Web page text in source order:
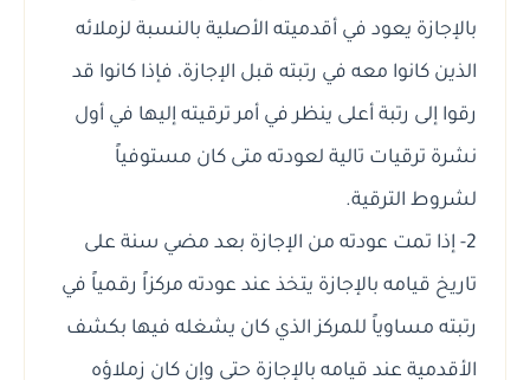
بالإجازة يعود في أقدميته الأصلية بالنسبة لزملائه
الذين كانوا معه في رتبته قبل الإجازة، فإذا كانوا قد
رقوا إلى رتبة أعلى ينظر في أمر ترقيته إليها في أول
نشرة ترقيات تالية لعودته متى كان مستوفياً
لشروط الترقية.
2- إذا تمت عودته من الإجازة بعد مضي سنة على
تاريخ قيامه بالإجازة يتخذ عند عودته مركزاً رقمياً في
رتبته مساوياً للمركز الذي كان يشغله فيها بكشف
الأقدمية عند قيامه بالإجازة حتى وإن كان زملاؤه